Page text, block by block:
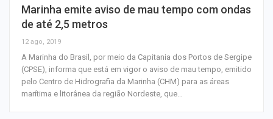
Marinha emite aviso de mau tempo com ondas
de até 2,5 metros
12 ago, 2019
A Marinha do Brasil, por meio da Capitania dos Portos de Sergipe
(CPSE), informa que está em vigor o aviso de mau tempo, emitido
pelo Centro de Hidrografia da Marinha (CHM) para as áreas
marítima e litorânea da região Nordeste, que…